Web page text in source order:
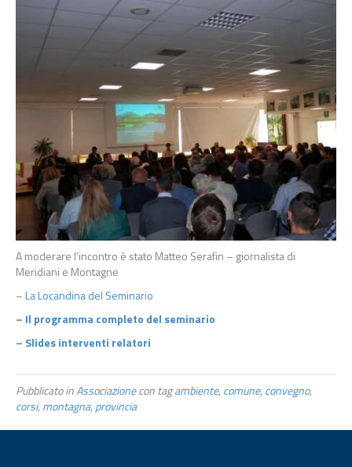
A moderare l’incontro è stato Matteo Serafin – giornalista di
Meridiani e Montagne
–La Locandina del Seminario
– Il programma completo del seminario
– Slides interventi relatori
Pubblicato inAssociazionecon tagambiente,comune,convegno,
corsi,montagna,provincia